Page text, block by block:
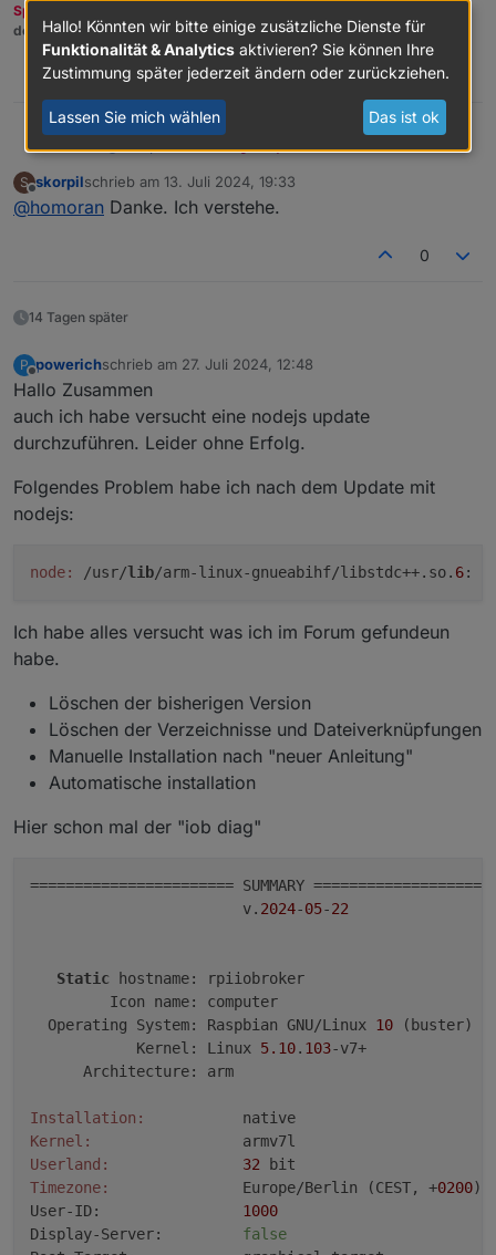
Spendenbutton oben rechts. Danke!
der Installationsfixer: curl -fsL https://iobroker.net/fix.sh | bash -
0
S
Offline
skorpilschrieb am 13. Juli 2024, 19:33
zuletzt editiert von
@homoran Danke. Ich verstehe.
0
14 Tagen später
P
Offline
powerichschrieb am 27. Juli 2024, 12:48
zuletzt editiert von
Hallo Zusammen
auch ich habe versucht eine nodejs update
durchzuführen. Leider ohne Erfolg.
Folgendes Problem habe ich nach dem Update mit
nodejs:
node: /usr/lib/arm-linux-gnueabihf/libstdc++.so. 6:
Ich habe alles versucht was ich im Forum gefundeun
habe.
Löschen der bisherigen Version
Löschen der Verzeichnisse und Dateiverknüpfungen
Manuelle Installation nach "neuer Anleitung"
Automatische installation
Hier schon mal der "iob diag"
======================= SUMMARY
                        v.
2024-05-22
Static hostname: rpiiobroker
         Icon name: computer
  Operating System: Raspbian GNU/Linux
10 (buster)
            Kernel: Linux
5.10. 103-v7+
      Architecture: arm
Installation:
Kernel:
Userland:
32
Timezone:
               Europe/Berlin (CEST, +
0200)
User-ID: 1000
Display-Server: false
Hallo! Könnten wir bitte einige zusätzliche Dienste für
Funktionalität & Analytics aktivieren? Sie können Ihre
Zustimmung später jederzeit ändern oder zurückziehen.
Lassen Sie mich wählen Das ist ok